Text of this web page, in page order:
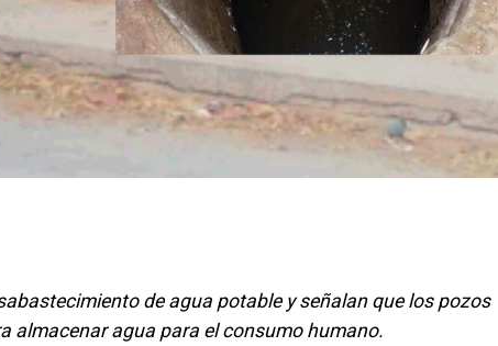
de agua potable y señalan que los pozos
almacenar agua para el consumo humano.